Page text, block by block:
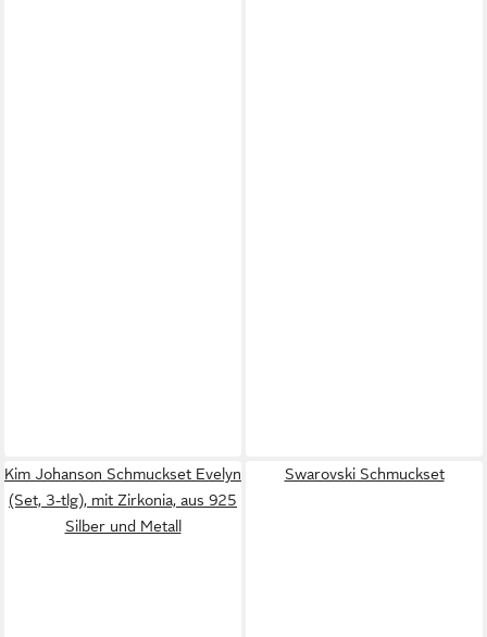
Kim Johanson Schmuckset Evelyn
(Set, 3-tlg), mit Zirkonia, aus 925
Silber und Metall
Swarovski Schmuckset